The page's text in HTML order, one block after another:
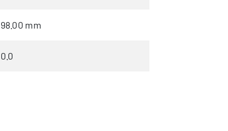
98.00 mm
0.0